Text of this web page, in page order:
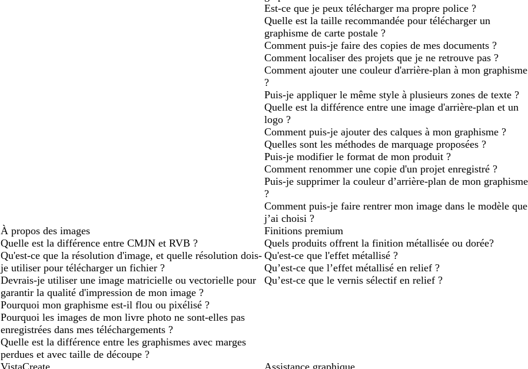
Est-ce que je peux télécharger ma propre police ?
Quelle est la taille recommandée pour télécharger un
graphisme de carte postale ?
Comment puis-je faire des copies de mes documents ?
Comment localiser des projets que je ne retrouve pas ?
Comment ajouter une couleur d'arrière-plan à mon graphisme
?
Puis-je appliquer le même style à plusieurs zones de texte ?
Quelle est la différence entre une image d'arrière-plan et un
logo ?
Comment puis-je ajouter des calques à mon graphisme ?
Quelles sont les méthodes de marquage proposées ?
Puis-je modifier le format de mon produit ?
Comment renommer une copie d'un projet enregistré ?
Puis-je supprimer la couleur d’arrière-plan de mon graphisme
?
Comment puis-je faire rentrer mon image dans le modèle que
j’ai choisi ?
À propos des images
Quelle est la différence entre CMJN et RVB ?
Qu'est-ce que la résolution d'image, et quelle résolution dois-
je utiliser pour télécharger un fichier ?
Devrais-je utiliser une image matricielle ou vectorielle pour
garantir la qualité d'impression de mon image ?
Pourquoi mon graphisme est-il flou ou pixélisé ?
Pourquoi les images de mon livre photo ne sont-elles pas
enregistrées dans mes téléchargements ?
Quelle est la différence entre les graphismes avec marges
perdues et avec taille de découpe ?
Finitions premium
Quels produits offrent la finition métallisée ou dorée?
Qu'est-ce que l'effet métallisé ?
Qu’est-ce que l’effet métallisé en relief ?
Qu’est-ce que le vernis sélectif en relief ?
VistaCreate
Assistance graphique